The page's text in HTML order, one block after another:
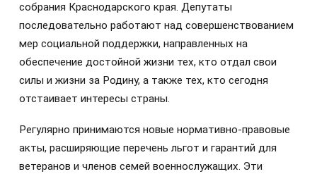
собрания Краснодарского края. Депутаты
последовательно работают над совершенствованием
мер социальной поддержки, направленных на
обеспечение достойной жизни тех, кто отдал свои
силы и жизни за Родину, а также тех, кто сегодня
отстаивает интересы страны.
Регулярно принимаются новые нормативно-правовые
акты, расширяющие перечень льгот и гарантий для
ветеранов и членов семей военнослужащих. Эти